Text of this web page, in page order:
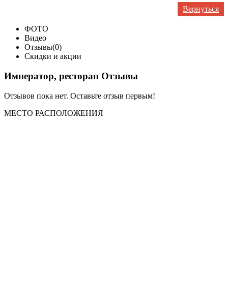
Вернуться
ФОТО
Видео
Отзывы(0)
Скидки и акции
Император, ресторан Отзывы
Отзывов пока нет. Оставьте отзыв первым!
МЕСТО РАСПОЛОЖЕНИЯ